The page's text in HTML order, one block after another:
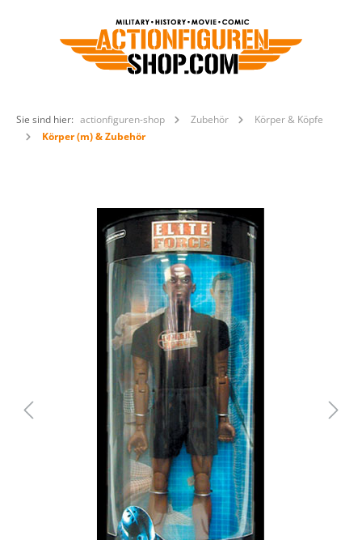
Sie sind hier: actionfiguren-shop Zubehör
Körper & Köpfe
Körper (m) & Zubehör